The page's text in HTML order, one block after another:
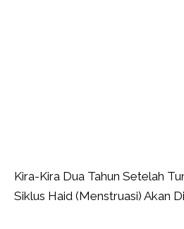
Kira-Kira Dua Tahun Setelah
Siklus Haid (Menstruasi) Akan